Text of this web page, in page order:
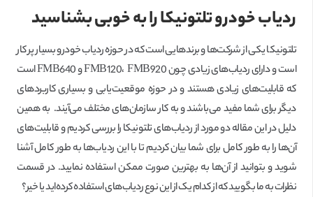
ردیاب خودرو تلتونیکا را به خوبی بشناسید
تلتونیکا یکی از شرکت‌ها و برندهایی است که در حوزه ردیاب خودرو بسیار پر کار
است و دارای ردیاب‌های زیادی چون FMB120، FMB920 و FMB640 است
که قابلیت‌های زیادی هستند و در حوزه موقعیت‌یابی و بسیاری کاربردهای
دیگر برای شما مفید می‌باشند و به کار سازمان‌های مختلف می‌آیند. به همین
دلیل در این مقاله دو مورد از ردیاب‌های تلتونیکا را بررسی کردیم و قابلیت‌های
آن‌ها را به طور کامل برای شما بیان کردیم تا با این ردیاب‌ها به طور کامل آشنا
شوید و بتوانید از آن‌ها به بهترین صورت ممکن استفاده نمایید. در قسمت
نظرات به ما بگویید که از کدام یک از این نوع ردیاب‌های استفاده کرده‌اید یا خیر؟